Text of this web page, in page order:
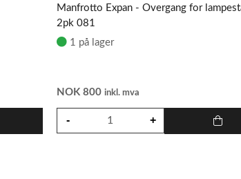
Manfrotto Expan - Overgang for
2pk 081
1 på lager
NOK 800 inkl. mva